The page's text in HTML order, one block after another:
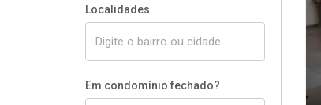
Localidades
Em condomínio fechado?